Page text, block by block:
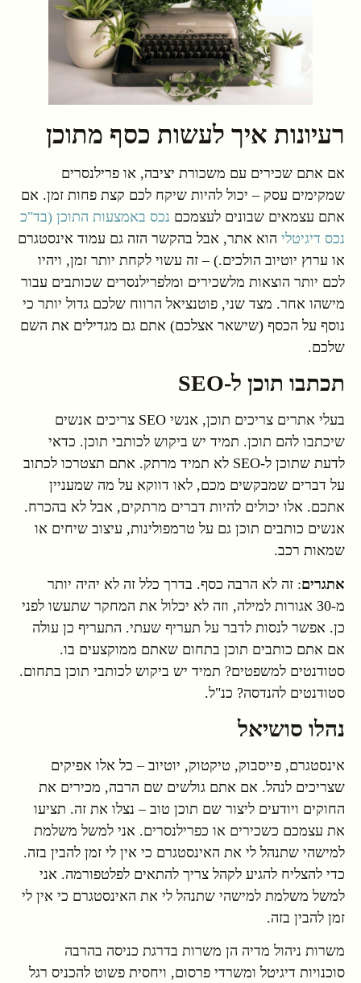
רעיונות איך לעשות כסף מתוכן
אם אתם שכירים עם משכורת יציבה, או פרילנסרים
שמקימים עסק – יכול להיות שיקח לכם קצת פחות זמן. אם
אתם עצמאים שבונים לעצמכם נכס באמצעות התוכן (בד"כ
נכס דיגיטלי הוא אתר, אבל בהקשר הזה גם עמוד אינסטגרם
או ערוץ יוטיוב הולכים.) – זה עשוי לקחת יותר זמן, ויהיו
לכם יותר הוצאות מלשכירים ומלפרילנסרים שכותבים עבור
מישהו אחר. מצד שני, פוטנציאל הרווח שלכם גדול יותר כי
נוסף על הכסף (שישאר אצלכם) אתם גם מגדילים את השם
שלכם.
תכתבו תוכן ל-SEO
בעלי אתרים צריכים תוכן, אנשי SEO צריכים אנשים
שיכתבו להם תוכן. תמיד יש ביקוש לכותבי תוכן. כדאי
לדעת שתוכן ל-SEO לא תמיד מרתק. אתם תצטרכו לכתוב
על דברים שמבקשים מכם, לאו דווקא על מה שמעניין
אתכם. אלו יכולים להיות דברים מרתקים, אבל לא בהכרח.
אנשים כותבים תוכן גם על טרמפולינות, עיצוב שיחים או
שמאות רכב.
אתגרים: זה לא הרבה כסף. בדרך כלל זה לא יהיה יותר
מ-30 אגורות למילה, וזה לא יכלול את המחקר שתעשו לפני
כן. אפשר לנסות לדבר על תעריף שעתי. התעריף כן עולה
אם אתם כותבים תוכן בתחום שאתם ממוקצעים בו.
סטודנטים למשפטים? תמיד יש ביקוש לכותבי תוכן בתחום.
סטודנטים להנדסה? כנ"ל.
נהלו סושיאל
אינסטגרם, פייסבוק, טיקטוק, יוטיוב – כל אלו אפיקים
שצריכים לנהל. אם אתם גולשים שם הרבה, מכירים את
החוקים ויודעים ליצור שם תוכן טוב – נצלו את זה. תציעו
את עצמכם כשכירים או כפרילנסרים. אני למשל משלמת
למישהי שתנהל לי את האינסטגרם כי אין לי זמן להבין בזה.
כדי להצליח להגיע לקהל צריך להתאים לפלטפורמה. אני
למשל משלמת למישהי שתנהל לי את האינסטגרם כי אין לי
זמן להבין בזה.
משרות ניהול מדיה הן משרות בדרגת כניסה בהרבה
סוכנויות דיגיטל ומשרדי פרסום, ויחסית פשוט להכניס רגל